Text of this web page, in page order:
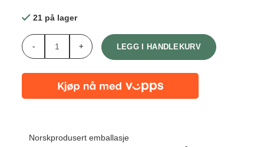
21 på lager
Antall
LEGG I HANDLEKURV
Norskprodusert emballasje